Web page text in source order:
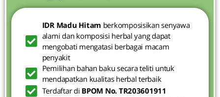
IDR Madu Hitam berkomposisikan senyawa
alami dan komposisi herbal yang dapat
mengobati mengatasi berbagai macam
penyakit
Pemilihan bahan baku secara teliti untuk
mendapatkan kualitas herbal terbaik
Terdaftar di BPOM No. TR203601911